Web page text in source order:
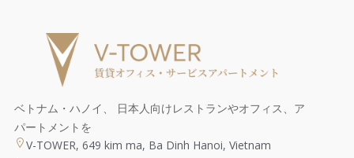
ベトナム・ハノイ、 日本人向けレストランやオフィス、ア
パートメントを
V-TOWER, 649 kim ma, Ba Dinh Hanoi, Vietnam